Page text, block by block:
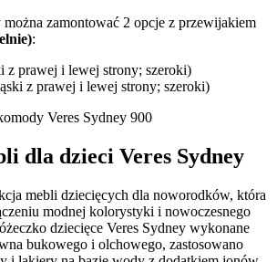
zamontować 2 opcje z przewijakiem
:
z prawej i lewej strony; szeroki)
z prawej i lewej strony; szeroki)
dla dzieci Veres Sydney
mebli dziecięcych dla noworodków, która
modnej kolorystyki i nowoczesnego
dziecięce Veres Sydney wykonane
bukowego i olchowego, zastosowano